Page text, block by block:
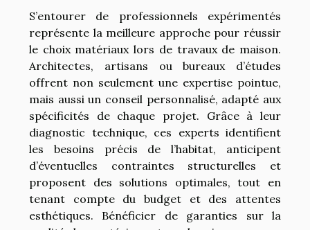
S’entourer de professionnels expérimentés
représente la meilleure approche pour réussir
le choix matériaux lors de travaux de maison.
Architectes, artisans ou bureaux d’études
offrent non seulement une expertise pointue,
mais aussi un conseil personnalisé, adapté aux
spécificités de chaque projet. Grâce à leur
diagnostic technique, ces experts identifient
les besoins précis de l’habitat, anticipent
d’éventuelles contraintes structurelles et
proposent des solutions optimales, tout en
tenant compte du budget et des attentes
esthétiques. Bénéficier de garanties sur la